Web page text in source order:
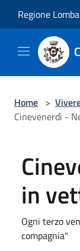
Regione
Home >
Cinevenerdì -
in
Ogni terzo
compagnia"